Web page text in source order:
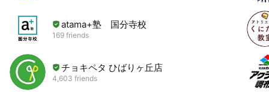
atama+塾 国分寺校
169 friends
チョキペタ ひばりヶ丘店
4,603 friends